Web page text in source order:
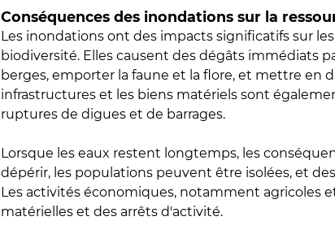
Conséquences des inondations sur la
Les inondations ont des impacts significatifs sur
biodiversité. Elles causent des dégâts immédiats
berges, emporter la faune et la flore, et mettre en
infrastructures et les biens matériels sont
ruptures de digues et de barrages.
Lorsque les eaux restent longtemps, les
dépérir, les populations peuvent être isolées, et
Les activités économiques, notamment agricoles
matérielles et des arrêts d'activité.